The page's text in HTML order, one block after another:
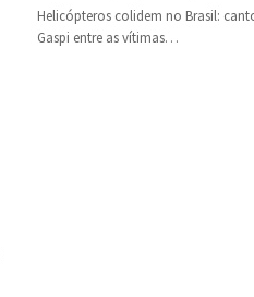
Helicópteros colidem no Brasil:
Gaspi entre as vítimas…